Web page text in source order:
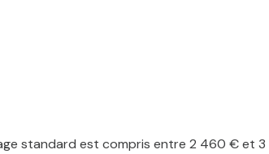
standard est compris entre 2 460 € et 3